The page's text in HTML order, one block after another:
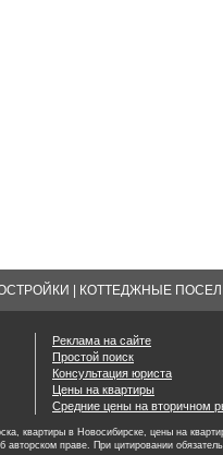
КОТТЕДЖНЫЕ
Реклама на сайте
Простой поиск
Консультация юриста
Цены на квартиры
Средние цены на вторичном
квартиры в Новосибирске, цены на
праве. При цитировании